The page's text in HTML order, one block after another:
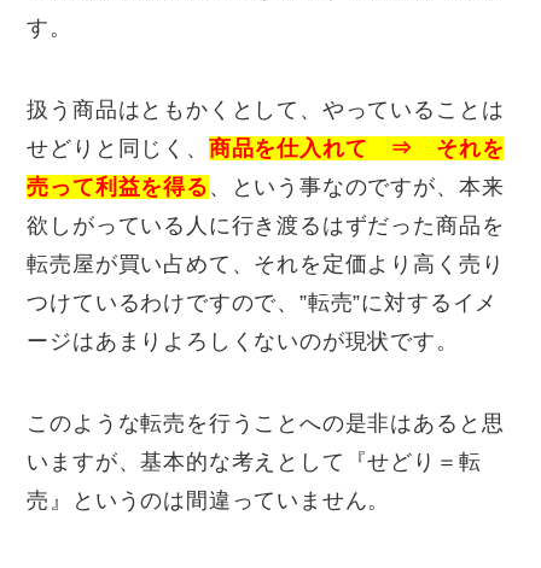
す。
扱う商品はともかくとして、やっていることは
せどりと同じく、 商品を仕入れて ⇒ それを
売って利益を得る 、という事なのですが、本来
欲しがっている人に行き渡るはずだった商品を
転売屋が買い占めて、それを定価より高く売り
つけているわけですので、”転売”に対するイメ
ージはあまりよろしくないのが現状です。
このような転売を行うことへの是非はあると思
いますが、基本的な考えとして『せどり＝転
売』というのは間違っていません。